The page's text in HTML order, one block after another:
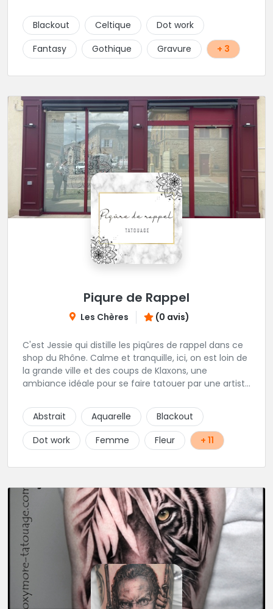
talentueux, capables de travailler une large gamme
de styles, pour vous offrir des créations aussi variées
que chargées de sens. Tout au long de l’année, nous
accueillons également des guests venus d’horizons
bâtiment chargé d’histoire, Blacksquad Tattooshop
est un lieu où se mêlent intimité, créativité et bien-
être. Ici, on tatoue pour marquer la peau et l’âme. 🌐
RDV : https://www.blacksquad-
tattooshop.com/contact
Blackout Celtique
Dot work
Fantasy
Gothique Gravure + 3
Piqure de Rappel
Les Chères (0 avis)
C'est Jessie qui distille les piqûres de rappel dans ce
shop du Rhône. Calme et tranquille, ici, on est loin de
la grande ville et des coups de Klaxons, une
ambiance idéale pour se faire tatouer par une artiste
Dotwork, ornemental et floral. Epaulée par AlexXx
Tattoo pour les petits tattoos, lettrage, darkwork,
mangas et Réalisme. Les horaires stipulés sont les
horaires d'entrées libres.
Abstrait Aquarelle
Blackout
Dot work
Femme Fleur + 11